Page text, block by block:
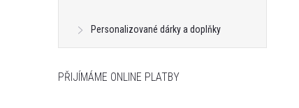
Personalizované dárky a doplňky
PŘIJÍMÁME ONLINE PLATBY